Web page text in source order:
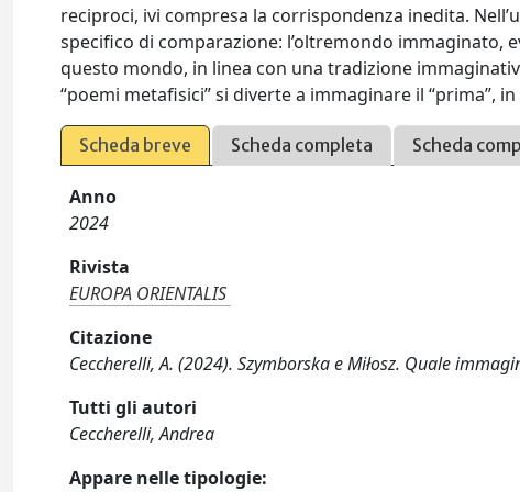
reciproci, ivi compresa la corrispondenza inedita.
specifico di comparazione: l’oltremondo immaginato,
questo mondo, in linea con una tradizione
“poemi metafisici” si diverte a immaginare il “prima”,
Scheda breve Scheda completa Scheda
Anno
2024
Rivista
EUROPA ORIENTALIS
Citazione
Ceccherelli, A. (2024). Szymborska e Miłosz. Quale
Tutti gli autori
Ceccherelli, Andrea
Appare nelle tipologie: